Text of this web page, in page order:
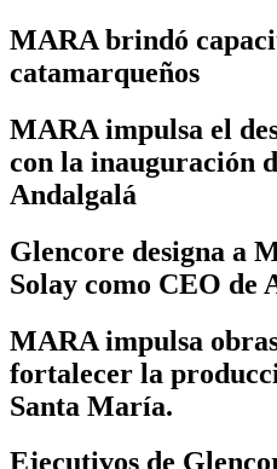
MARA brindó
catamarqueños
MARA impulsa el
con la inauguración
Andalgalá
Glencore designa a
Solay como CEO de
MARA impulsa
fortalecer la
Santa María.
Ejecutivos de